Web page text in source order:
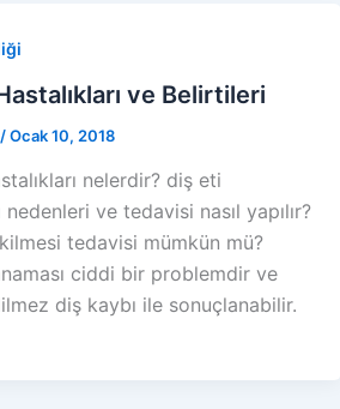
ve Belirtileri
/Ocak 10, 2018
nelerdir? diş eti
nedenleri ve tedavisi nasıl yapılır?
tedavisi mümkün mü?
ciddi bir problemdir ve
diş kaybı ile sonuçlanabilir.